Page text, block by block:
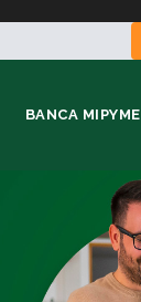
BANCA MIPYME